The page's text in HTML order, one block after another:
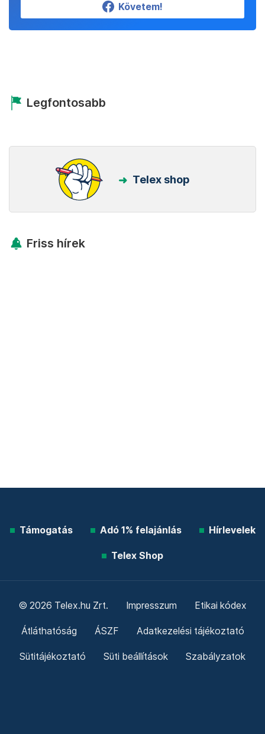
Követem!
Legfontosabb
Telex shop
Friss hírek
Támogatás Adó 1% felajánlás Hírlevelek
Telex Shop
© 2026 Telex.hu Zrt. Impresszum Etikai kódex
Átláthatóság ÁSZF Adatkezelési tájékoztató
Sütitájékoztató Süti beállítások Szabályzatok